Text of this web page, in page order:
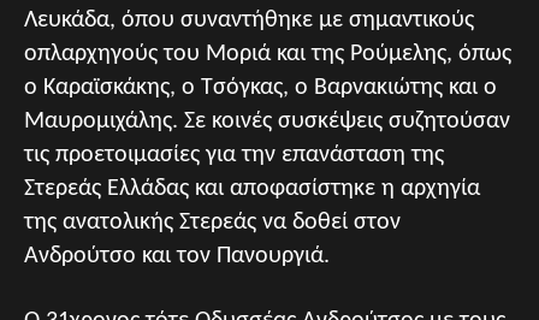
Λευκάδα, όπου συναντήθηκε με σημαντικούς
οπλαρχηγούς του Μοριά και της Ρούμελης, όπως
ο Καραϊσκάκης, ο Τσόγκας, ο Βαρνακιώτης και ο
Μαυρομιχάλης. Σε κοινές συσκέψεις συζητούσαν
τις προετοιμασίες για την επανάσταση της
Στερεάς Ελλάδας και αποφασίστηκε η αρχηγία
της ανατολικής Στερεάς να δοθεί στον
Ανδρούτσο και τον Πανουργιά.